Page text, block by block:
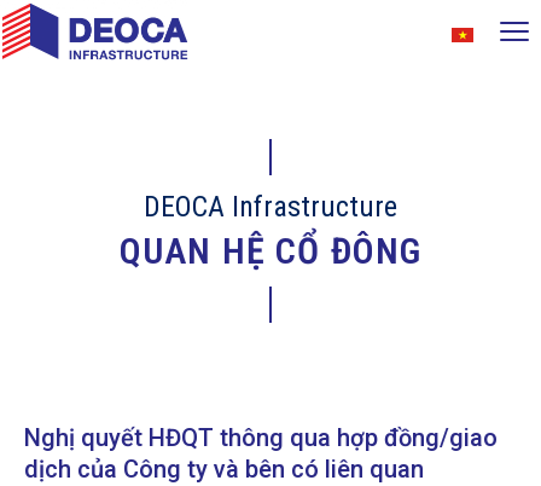
DEOCA Infrastructure
QUAN HỆ CỔ ĐÔNG
Nghị quyết HĐQT thông qua hợp đồng/giao
dịch của Công ty và bên có liên quan